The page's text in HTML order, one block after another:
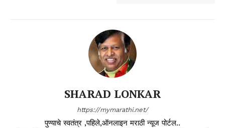
SHARAD LONKAR
https://mymarathi.net/
पुण्याचे स्वतंत्र ,पहिले,ऑनलाइन मराठी न्यूज पोर्टल..